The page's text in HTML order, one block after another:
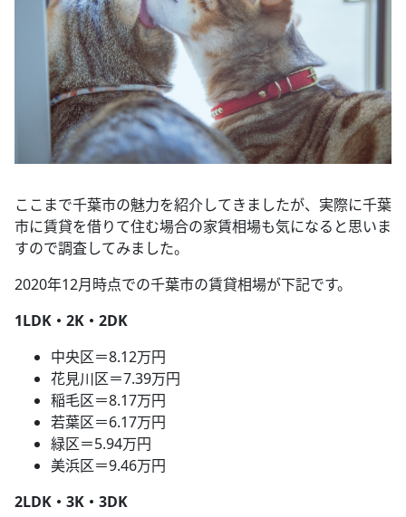
ここまで千葉市の魅力を紹介してきましたが、実際に千葉
市に賃貸を借りて住む場合の家賃相場も気になると思いま
すので調査してみました。
2020年12月時点での千葉市の賃貸相場が下記です。
1LDK・2K・2DK
中央区＝8.12万円
花見川区＝7.39万円
稲毛区＝8.17万円
若葉区＝6.17万円
緑区＝5.94万円
美浜区＝9.46万円
2LDK・3K・3DK